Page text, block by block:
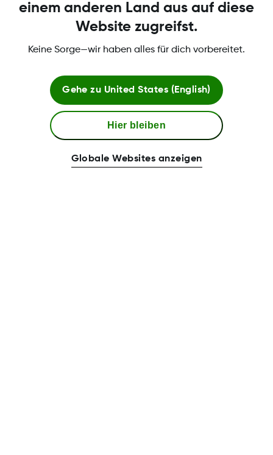
einem anderen Land aus auf diese
Website zugreifst.
Keine Sorge—wir haben alles für dich vorbereitet.
Gehe zu United States (English)
Hier bleiben
Globale Websites anzeigen